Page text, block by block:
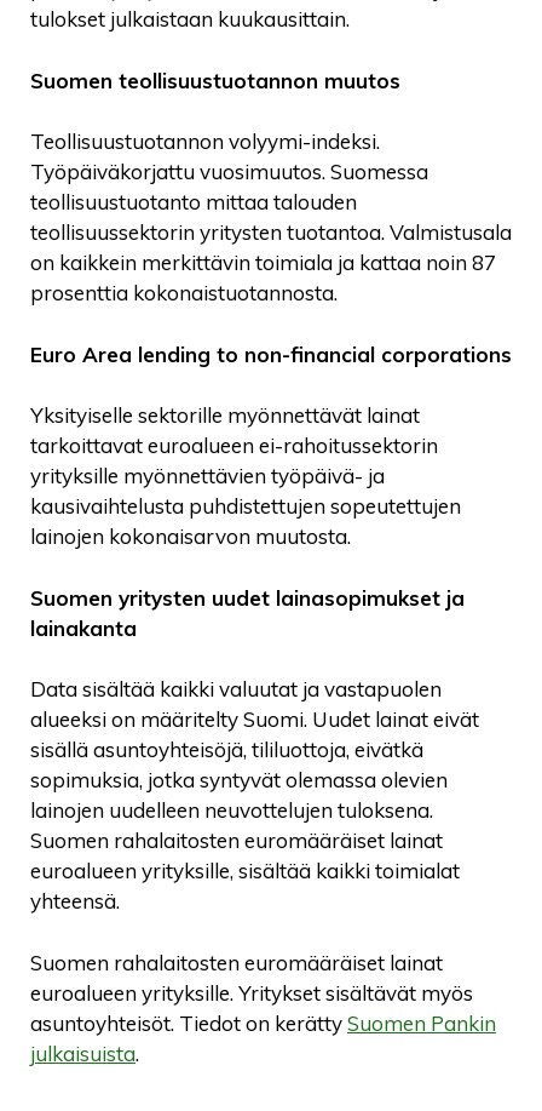
tulokset julkaistaan kuukausittain.
Suomen teollisuustuotannon muutos
Teollisuustuotannon volyymi-indeksi.
Työpäiväkorjattu vuosimuutos. Suomessa
teollisuustuotanto mittaa talouden
teollisuussektorin yritysten tuotantoa. Valmistusala
on kaikkein merkittävin toimiala ja kattaa noin 87
prosenttia kokonaistuotannosta.
Euro Area lending to non-financial corporations
Yksityiselle sektorille myönnettävät lainat
tarkoittavat euroalueen ei-rahoitussektorin
yrityksille myönnettävien työpäivä- ja
kausivaihtelusta puhdistettujen sopeutettujen
lainojen kokonaisarvon muutosta.
Suomen yritysten uudet lainasopimukset ja
lainakanta
Data sisältää kaikki valuutat ja vastapuolen
alueeksi on määritelty Suomi. Uudet lainat eivät
sisällä asuntoyhteisöjä, tililuottoja, eivätkä
sopimuksia, jotka syntyvät olemassa olevien
lainojen uudelleen neuvottelujen tuloksena.
Suomen rahalaitosten euromääräiset lainat
euroalueen yrityksille, sisältää kaikki toimialat
yhteensä.
Suomen rahalaitosten euromääräiset lainat
euroalueen yrityksille. Yritykset sisältävät myös
asuntoyhteisöt. Tiedot on kerättySuomen Pankin
julkaisuista.